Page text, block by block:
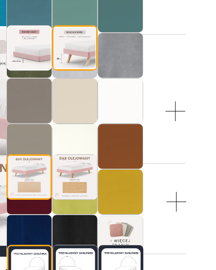
drewno olejowane)
(FRONT TAPICEROWANY)